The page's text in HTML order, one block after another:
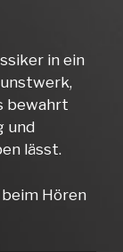
in ein
bewahrt
und
lässt.
Hören